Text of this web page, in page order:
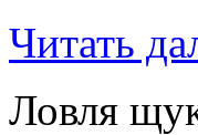
Читать
Ловля